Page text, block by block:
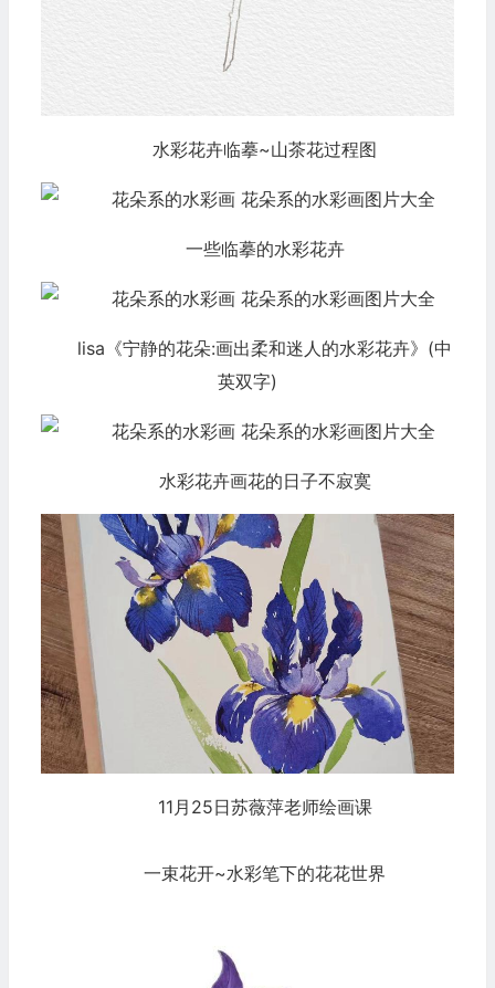
水彩花卉临摹~山茶花过程图
一些临摹的水彩花卉
lisa《宁静的花朵:画出柔和迷人的水彩花卉》(中
英双字)
水彩花卉画花的日子不寂寞
11月25日苏薇萍老师绘画课
一束花开~水彩笔下的花花世界